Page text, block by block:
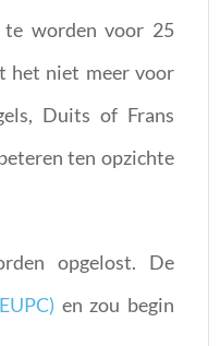
te worden voor 25
het niet meer voor
Duits of Frans
ten opzichte
opgelost. De
en zou begin